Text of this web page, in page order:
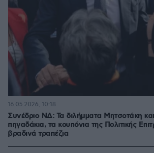
Συνέδριο ΝΔ: Τα διλήμματα Μητσοτάκη
πηγαδάκια, τα κουπόνια της Πολιτικής
βραδινά τραπέζια
16.05.2026, 10:18